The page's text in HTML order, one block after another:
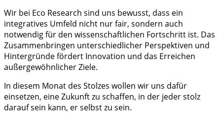
Wir bei Eco Research sind uns bewusst, dass ein
integratives Umfeld nicht nur fair, sondern auch
notwendig für den wissenschaftlichen Fortschritt ist. Das
Zusammenbringen unterschiedlicher Perspektiven und
Hintergründe fördert Innovation und das Erreichen
außergewöhnlicher Ziele.
In diesem Monat des Stolzes wollen wir uns dafür
einsetzen, eine Zukunft zu schaffen, in der jeder stolz
darauf sein kann, er selbst zu sein.